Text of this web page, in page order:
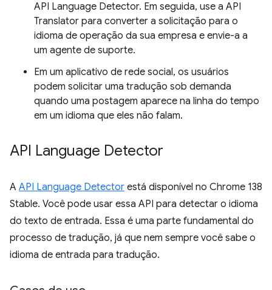
API Language Detector. Em seguida, use a API
Translator para converter a solicitação para o
idioma de operação da sua empresa e envie-a a
um agente de suporte.
Em um aplicativo de rede social, os usuários
podem solicitar uma tradução sob demanda
quando uma postagem aparece na linha do tempo
em um idioma que eles não falam.
API Language Detector
A API Language Detector está disponível no Chrome 138
Stable. Você pode usar essa API para detectar o idioma
do texto de entrada. Essa é uma parte fundamental do
processo de tradução, já que nem sempre você sabe o
idioma de entrada para tradução.